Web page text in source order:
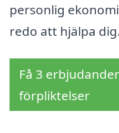
personlig
redo att hjälpa dig.
Få 3
förpliktelser